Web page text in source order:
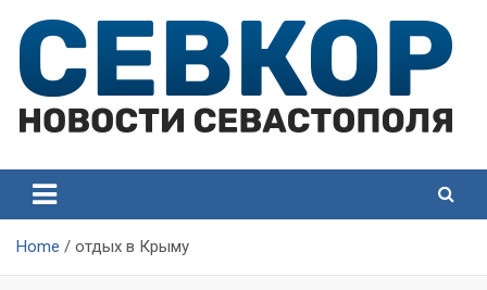
content
Севастополя
Севастополя
Home отдых в Крыму